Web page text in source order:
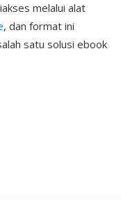
melalui alat
, dan format ini
satu solusi ebook